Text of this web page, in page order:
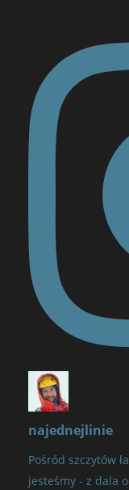
najednejlinie
Pośród szczytów
jesteśmy - z dala